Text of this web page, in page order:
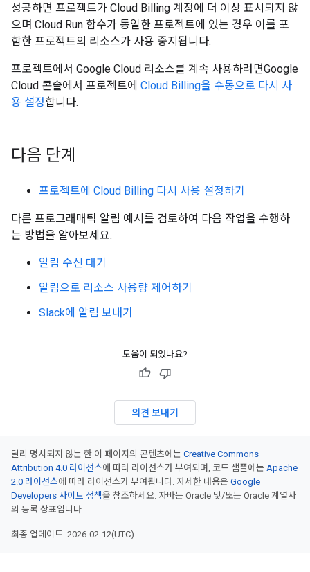
성공하면 프로젝트가 Cloud Billing 계정에 더 이상 표시되지 않
으며 Cloud Run 함수가 동일한 프로젝트에 있는 경우 이를 포
함한 프로젝트의 리소스가 사용 중지됩니다.
프로젝트에서 Google Cloud 리소스를 계속 사용하려면Google
Cloud 콘솔에서 프로젝트에 Cloud Billing을 수동으로 다시 사
용 설정합니다.
다음 단계
프로젝트에 Cloud Billing 다시 사용 설정하기
다른 프로그래매틱 알림 예시를 검토하여 다음 작업을 수행하
는 방법을 알아보세요.
알림 수신 대기
알림으로 리소스 사용량 제어하기
Slack에 알림 보내기
도움이 되었나요?
의견 보내기
달리 명시되지 않는 한 이 페이지의 콘텐츠에는 Creative Commons
Attribution 4.0 라이선스에 따라 라이선스가 부여되며, 코드 샘플에는 Apache
2.0 라이선스에 따라 라이선스가 부여됩니다. 자세한 내용은 Google
Developers 사이트 정책을 참조하세요. 자바는 Oracle 및/또는 Oracle 계열사
의 등록 상표입니다.
최종 업데이트: 2026-02-12(UTC)